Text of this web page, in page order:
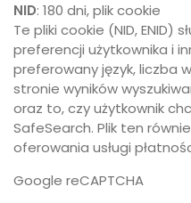
NID: 180 dni, plik cookie
Te pliki cookie (NID, ENID)
preferencji użytkownika i
preferowany język, liczba
stronie wyników
oraz to, czy użytkownik
SafeSearch. Plik ten
oferowania usługi
Google reCAPTCHA